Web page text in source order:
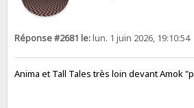
Réponse #2681 le:lun. 1 juin 2026, 19:10:54
Anima et Tall Tales très loin devant Amok